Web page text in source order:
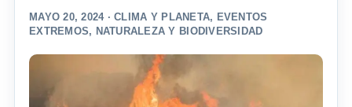
MAYO 20, 2024 ·CLIMA Y PLANETA, EVENTOS
EXTREMOS, NATURALEZA Y BIODIVERSIDAD